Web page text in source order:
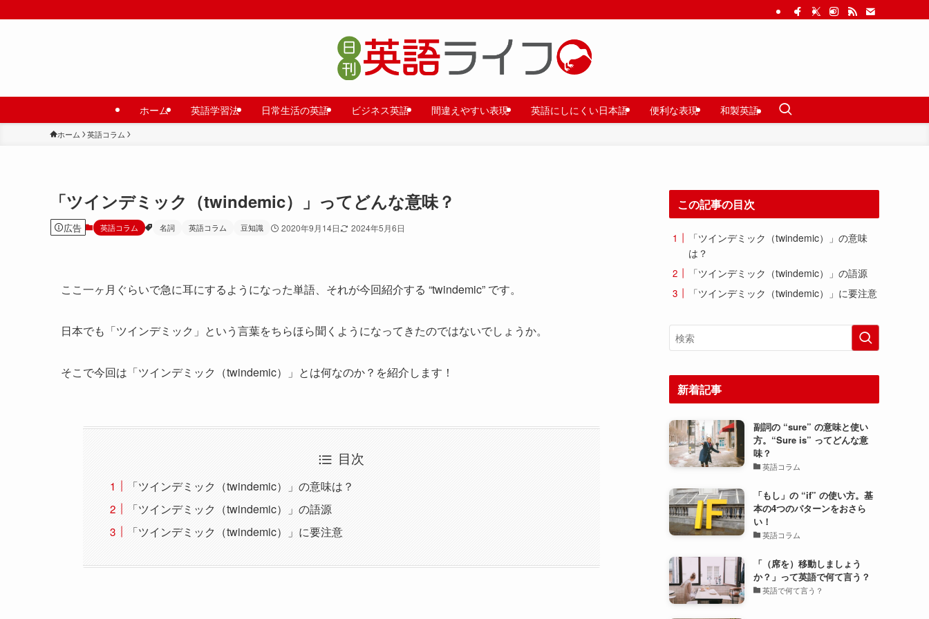
ホーム 英語学習法 日常生活の英語 ビジネス英語 間違えやすい表現 英語にしにくい日本語 便利な表現 和製英語
ホーム 英語コラム
「ツインデミック（twindemic）」ってどんな意味？
広告 英語コラム 名詞 英語コラム 豆知識 2020年9月14日 2024年5月6日
ここ一ヶ月ぐらいで急に耳にするようになった単語、それが今回紹介する “twindemic” です。
日本でも「ツインデミック」という言葉をちらほら聞くようになってきたのではないでしょうか。
そこで今回は「ツインデミック（twindemic）」とは何なのか？を紹介します！
目次
「ツインデミック（twindemic）」の意味は？
「ツインデミック（twindemic）」の語源
「ツインデミック（twindemic）」に要注意
この記事の目次
「ツインデミック（twindemic）」の意味
は？
「ツインデミック（twindemic）」の語源
「ツインデミック（twindemic）」に要注意
新着記事
副詞の “sure” の意味と使い
方。“Sure is” ってどんな意
味？
英語コラム
「もし」の “if” の使い方。基
本の4つのパターンをおさら
い！
英語コラム
「（席を）移動しましょう
か？」って英語で何て言う？
英語で何て言う？